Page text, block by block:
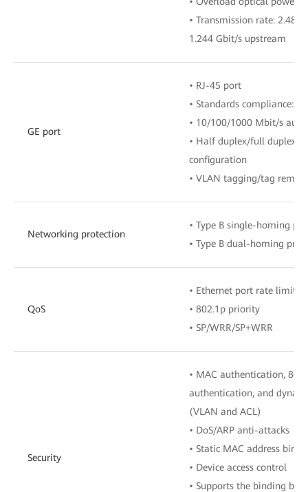
• Transmission rate:
1.244 Gbit/s upstream
GE port
• RJ-45 port
• Standards compliance:
• 10/100/1000 Mbit/s
• Half duplex/full duplex
configuration
• VLAN tagging/tag
Networking protection
• Type B single-homing
• Type B dual-homing
QoS
• Ethernet port rate
• 802.1p priority
• SP/WRR/SP+WRR
Security
• MAC authentication,
authentication, and
(VLAN and ACL)
• DoS/ARP anti-attacks
• Static MAC address
• Device access control
• Supports the binding